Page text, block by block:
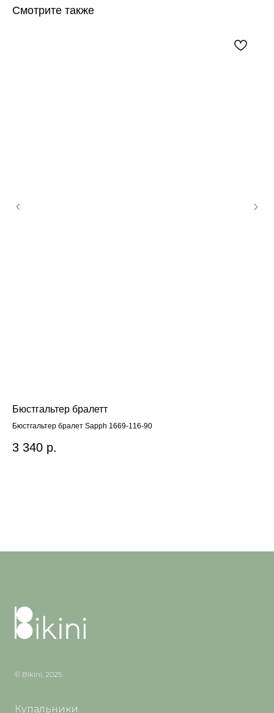
Смотрите также
Бюстгальтер бралетт
Бюстгальтер бралет Sapph 1669-116-90
3 340 р.
© Bikini, 2025
Купальники